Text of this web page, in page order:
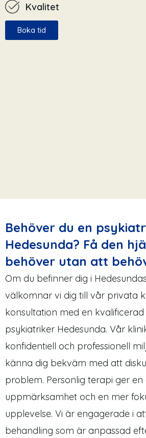
Kvalitet
Boka tid
Behöver du en
Hedesunda? Få den
behöver utan att
Om du befinner dig i
välkomnar vi dig till vår privata
konsultation med en
psykiatriker Hedesunda. Vår
konfidentiell och professionell
känna dig bekväm med att
problem. Personlig terapi ger
uppmärksamhet och en mer
upplevelse. Vi är engagerade i
behandling som är anpassad